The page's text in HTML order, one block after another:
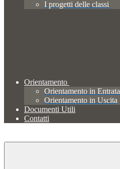
I progetti delle classi
Orientamento
Orientamento in Entrata
Orientamento in Uscita
Documenti Utili
Contatti